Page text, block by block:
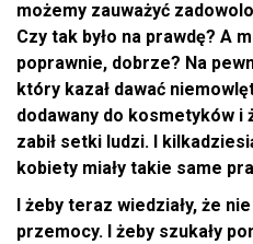
możemy zauważyć
Czy tak było na prawdę? A
poprawnie, dobrze? Na
który kazał dawać
dodawany do kosmetyków i
zabił setki ludzi. I
kobiety miały takie same
I żeby teraz wiedziały, że
przemocy. I żeby szukały